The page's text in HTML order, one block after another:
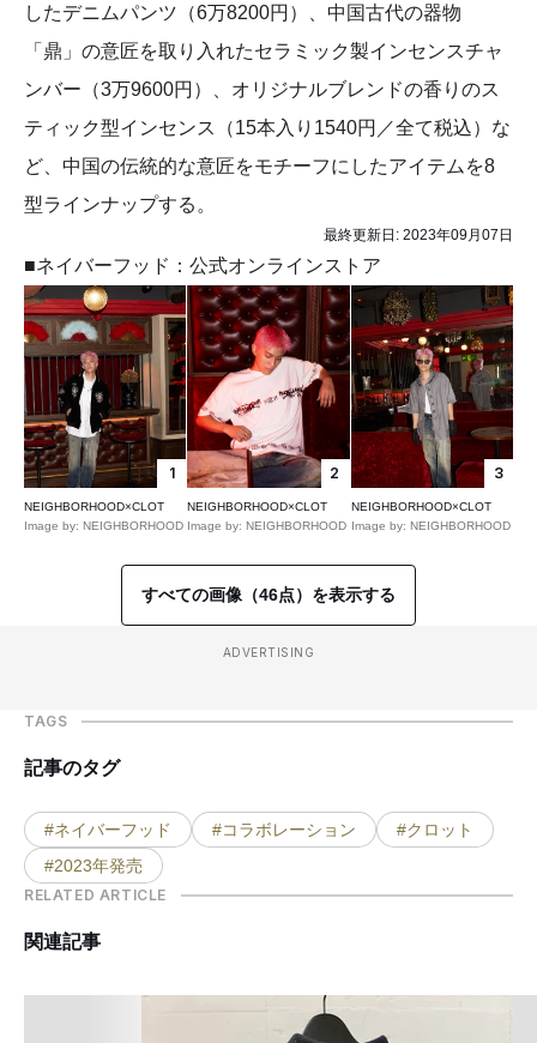
したデニムパンツ（6万8200円）、中国古代の器物
「鼎」の意匠を取り入れたセラミック製インセンスチャ
ンバー（3万9600円）、オリジナルブレンドの香りのス
ティック型インセンス（15本入り1540円／全て税込）な
ど、中国の伝統的な意匠をモチーフにしたアイテムを8
型ラインナップする。
最終更新日: 2023年09月07日
■ネイバーフッド：公式オンラインストア
1
NEIGHBORHOOD×CLOT
Image by: NEIGHBORHOOD
2
NEIGHBORHOOD×CLOT
Image by: NEIGHBORHOOD
3
NEIGHBORHOOD×CLOT
Image by: NEIGHBORHOOD
すべての画像（46点）を表示する
ADVERTISING
TAGS
記事のタグ
#ネイバーフッド #コラボレーション
#クロット
#2023年発売
RELATED ARTICLE
関連記事